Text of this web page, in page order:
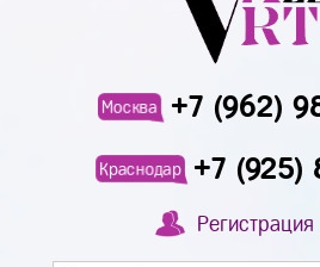
Москва +7 (962)
Краснодар +7 (925)